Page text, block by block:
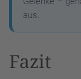
aus.
Fazit